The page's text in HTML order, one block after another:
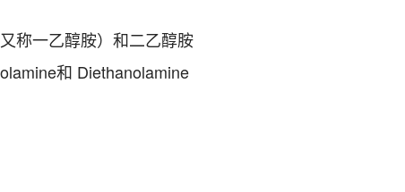
一乙醇胺）和二乙醇胺
和 Diethanolamine